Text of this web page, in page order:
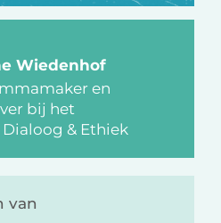
Wiedenhof
en
bij het
& Ethiek
van